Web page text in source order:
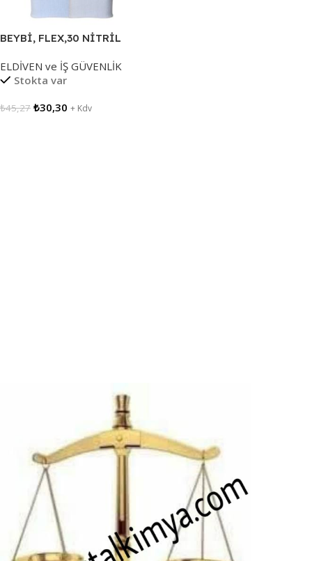
BEYBİ, FLEX,30 NİTRİL
ELDİVEN ve İŞ GÜVENLİK
Stokta var
₺45,27 ₺30,30 + Kdv